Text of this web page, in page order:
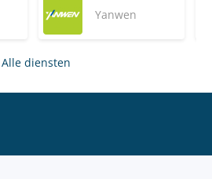
Yanwen
Alle diensten